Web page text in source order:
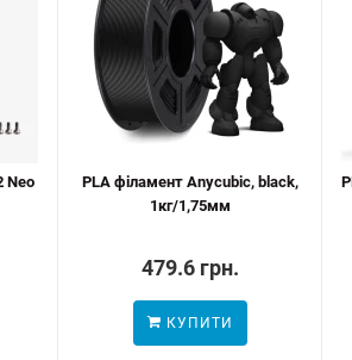
Neo
PLA філамент Anycubic, black,
1кг/1,75мм
479.6 грн.
КУПИТИ